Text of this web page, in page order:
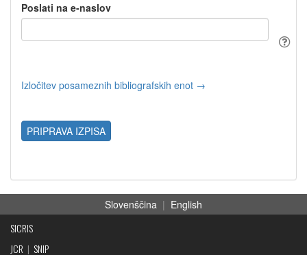
Poslati na e-naslov
Izločitev posameznih bibliografskih enot →
PRIPRAVA IZPISA
Slovenščina | English
SICRIS
JCR | SNIP